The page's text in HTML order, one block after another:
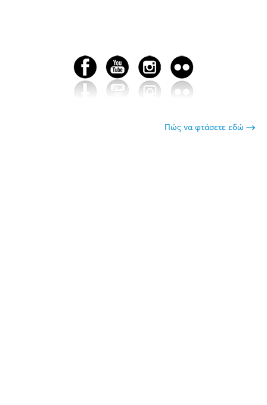
Πώς να φτάσετε εδώ